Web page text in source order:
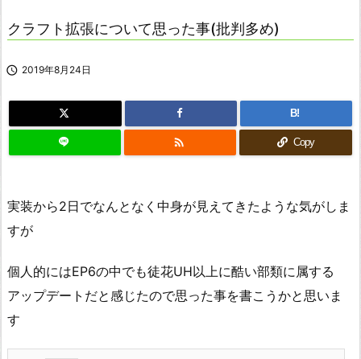
クラフト拡張について思った事(批判多め)
 2019年8月24日
B!
 Copy
実装から2日でなんとなく中身が見えてきたような気がしま
すが
個人的にはEP6の中でも徒花UH以上に酷い部類に属する
アップデートだと感じたので思った事を書こうかと思いま
す